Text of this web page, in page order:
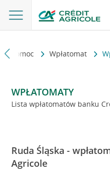
i pomoc Wpłatomat
WPŁATOMATY
Lista wpłatomatów banku
Ruda Śląska -
Agricole